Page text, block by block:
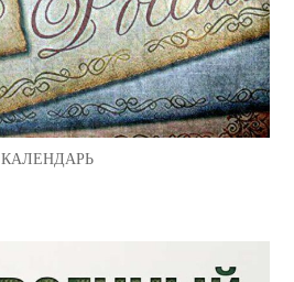
КАЛЕНДАРЬ